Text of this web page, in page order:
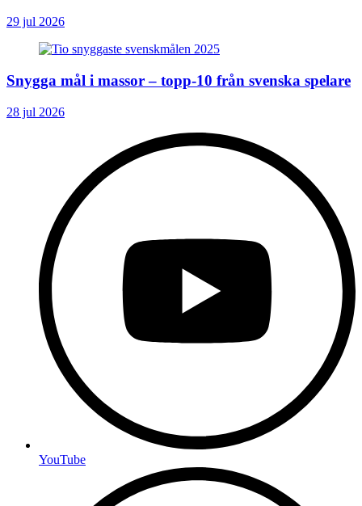
29 jul 2026
Snygga mål i massor – topp-10 från svenska spelare
28 jul 2026
YouTube